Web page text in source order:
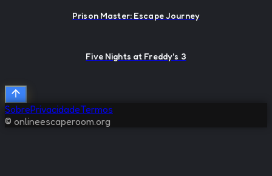
Prison Master: Escape Journey
Five Nights at Freddy's 3
SobrePrivacidadeTermos
© onlineescaperoom.org